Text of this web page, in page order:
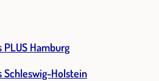
Hamburg
Schleswig-Holstein